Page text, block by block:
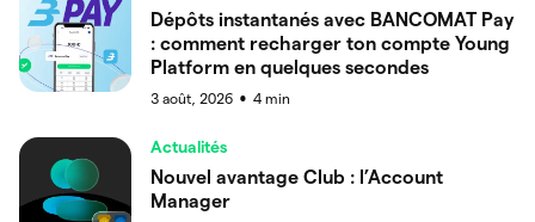
Dépôts instantanés avec BANCOMAT Pay
: comment recharger ton compte Young
Platform en quelques secondes
3 août, 2026 ● 4 min
Actualités
Nouvel avantage Club : l’Account
Manager